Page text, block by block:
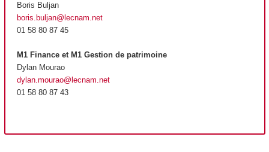
Boris Buljan
boris.buljan@lecnam.net
01 58 80 87 45
M1 Finance et M1 Gestion de patrimoine
Dylan Mourao
dylan.mourao@lecnam.net
01 58 80 87 43